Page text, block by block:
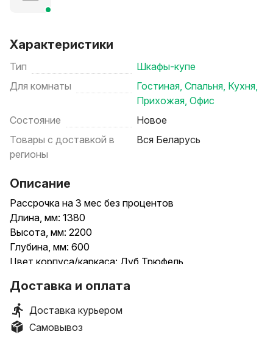
Характеристики
Тип
Шкафы-купе
Для комнаты
Гостиная, Спальня, Кухня,
Прихожая, Офис
Состояние
Новое
Товары с доставкой в
регионы
Вся Беларусь
Описание
Рассрочка на 3 мес без процентов
Длина, мм: 1380
Высота, мм: 2200
Глубина, мм: 600
Цвет корпуса/каркаса: Дуб Трюфель
Доставка по РБ. Гарантия 18 месяцев.
Доставка и оплата
Доставка курьером
Самовывоз